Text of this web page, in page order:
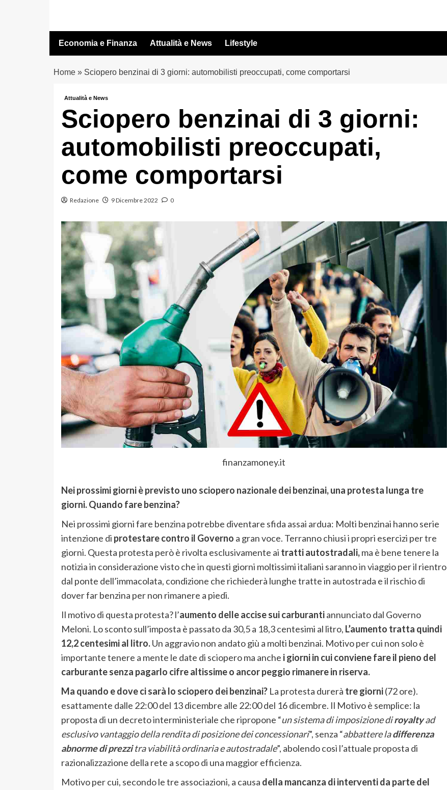
contenuto
Economia e Finanza Attualità e News Lifestyle
Home» Sciopero benzinai di 3 giorni: automobilisti preoccupati, come comportarsi
Attualità e News
Sciopero benzinai di 3 giorni:
automobilisti preoccupati,
come comportarsi
Redazione 9 Dicembre 2022 0
finanzamoney.it
Nei prossimi giorni è previsto uno sciopero nazionale dei benzinai, una protesta lunga tre
giorni. Quando fare benzina?
Nei prossimi giorni fare benzina potrebbe diventare sfida assai ardua: Molti benzinai hanno serie
intenzione di protestare contro il Governo a gran voce. Terranno chiusi i propri esercizi per tre
giorni. Questa protesta però è rivolta esclusivamente ai tratti autostradali,ma è bene tenere la
notizia in considerazione visto che in questi giorni moltissimi italiani saranno in viaggio per il rientro
dal ponte dell’immacolata, condizione che richiederà lunghe tratte in autostrada e il rischio di
dover far benzina per non rimanere a piedi.
Il motivo di questa protesta? l’aumento delle accise sui carburantiannunciato dal Governo
Meloni. Lo sconto sull’imposta è passato da 30,5 a 18,3 centesimi al litro, L’aumento tratta quindi
12,2 centesimi al litro.Un aggravio non andato giù a molti benzinai. Motivo per cui non solo è
importante tenere a mente le date di sciopero ma anche i giorni in cui conviene fare il pieno del
carburante senza pagarlo cifre altissime o ancor peggio rimanere in riserva.
Ma quando e dove ci sarà lo sciopero dei benzinai? La protesta durerà tre giorni(72 ore).
esattamente dalle 22:00 del 13 dicembre alle 22:00 del 16 dicembre. Il Motivo è semplice: la
proposta di un decreto interministeriale che ripropone “un sistema di imposizione diroyaltyad
esclusivo vantaggio della rendita di posizione dei concessionari”, senza “abbattere ladifferenza
abnorme di prezzitra viabilità ordinaria e autostradale”, abolendo così l’attuale proposta di
razionalizzazione della rete a scopo di una maggior efficienza.
Motivo per cui, secondo le tre associazioni, a causa della mancanza di interventi da parte del